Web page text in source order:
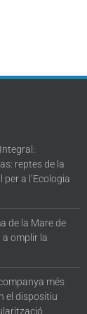
reptes de la
a l’Ecologia
de la Mare de
a omplir la
més
el dispositiu